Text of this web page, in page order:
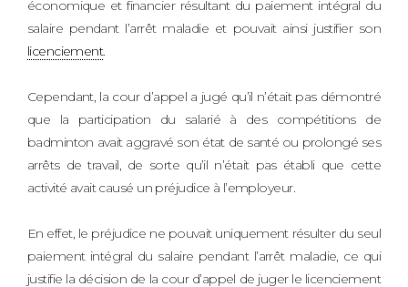
économique et financier résultant du paiement intégral du
salaire pendant l’arrêt maladie et pouvait ainsi justifier son
licenciement.
Cependant, la cour d’appel a jugé qu’il n’était pas démontré
que la participation du salarié à des compétitions de
badminton avait aggravé son état de santé ou prolongé ses
arrêts de travail, de sorte qu’il n’était pas établi que cette
activité avait causé un préjudice à l’employeur.
En effet, le préjudice ne pouvait uniquement résulter du seul
paiement intégral du salaire pendant l’arrêt maladie, ce qui
justifie la décision de la cour d’appel de juger le licenciement